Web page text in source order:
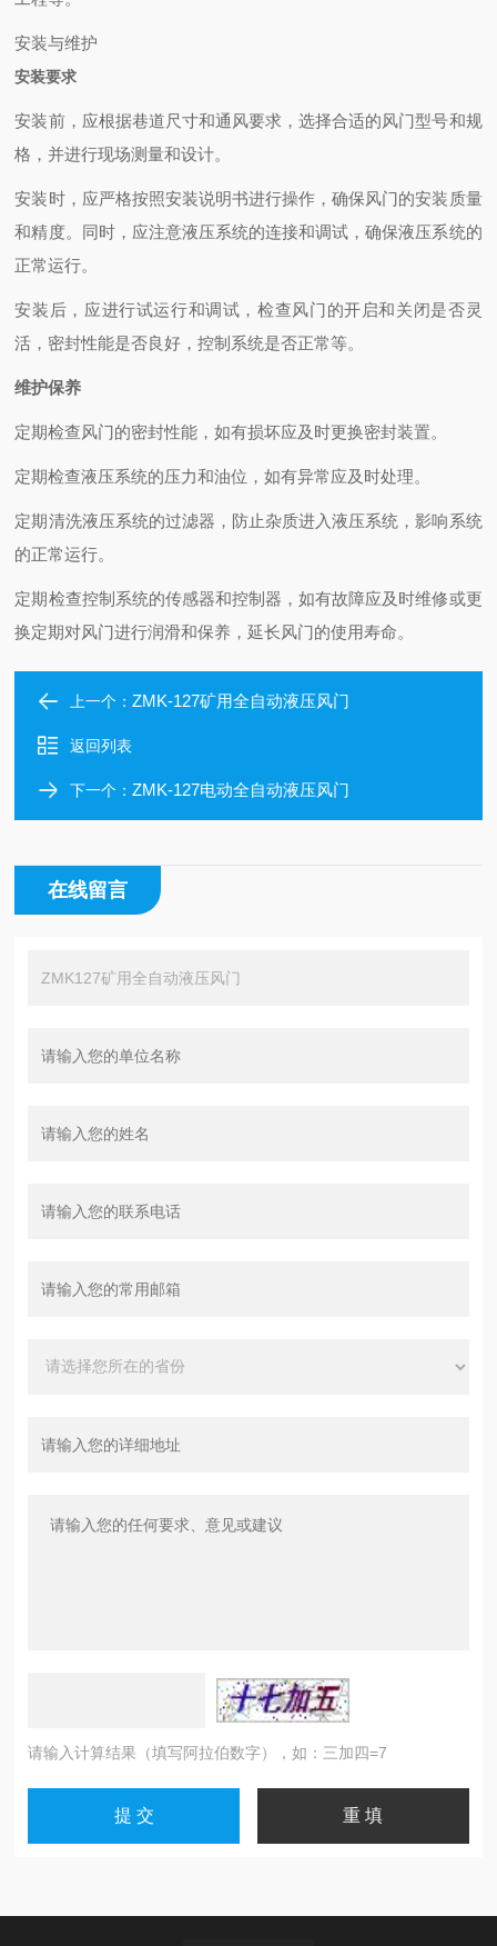
安装与维护
安装要求
安装前，应根据巷道尺寸和通风要求，选择合适的风门型号和规
格，并进行现场测量和设计。
安装时，应严格按照安装说明书进行操作，确保风门的安装质量
和精度。同时，应注意液压系统的连接和调试，确保液压系统的
正常运行。
安装后，应进行试运行和调试，检查风门的开启和关闭是否灵
活，密封性能是否良好，控制系统是否正常等。
维护保养
定期检查风门的密封性能，如有损坏应及时更换密封装置。
定期检查液压系统的压力和油位，如有异常应及时处理。
定期清洗液压系统的过滤器，防止杂质进入液压系统，影响系统
的正常运行。
定期检查控制系统的传感器和控制器，如有故障应及时维修或更
换定期对风门进行润滑和保养，延长风门的使用寿命。
上一个：ZMK-127矿用全自动液压风门
返回列表
下一个：ZMK-127电动全自动液压风门
在线留言
请输入计算结果（填写阿拉伯数字），如：三加四=7